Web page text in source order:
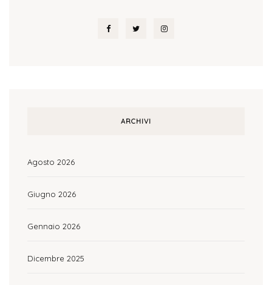
ARCHIVI
Agosto 2026
Giugno 2026
Gennaio 2026
Dicembre 2025